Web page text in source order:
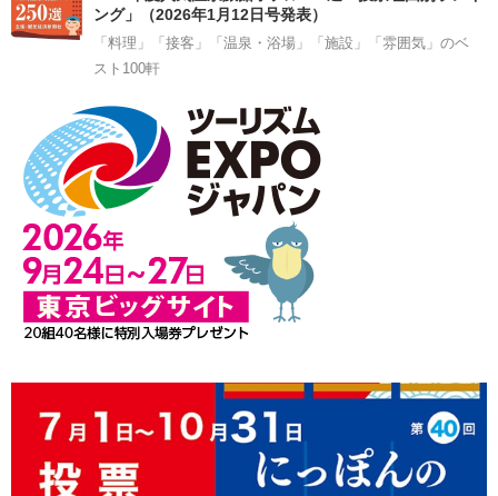
ング」（2026年1月12日号発表）
「料理」「接客」「温泉・浴場」「施設」「雰囲気」のベ
スト100軒